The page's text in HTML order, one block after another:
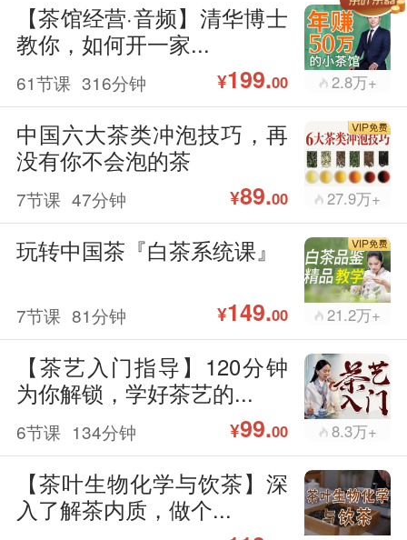
【茶馆经营·音频】清华博士
教你，如何开一家...
61节课 316分钟 ¥199.00 2.8万+
中国六大茶类冲泡技巧，再
没有你不会泡的茶
7节课 47分钟 ¥89.00 27.9万+
玩转中国茶『白茶系统课』
7节课 81分钟 ¥149.00 21.2万+
【茶艺入门指导】120分钟
为你解锁，学好茶艺的...
6节课 134分钟 ¥99.00 8.3万+
【茶叶生物化学与饮茶】深
入了解茶内质，做个...